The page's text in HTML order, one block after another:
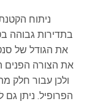
ניתוח
בתדירות גבוהה
את הגודל של
את הצורה הפנים
ולכן עבור חלק
הפרופיל. ניתן